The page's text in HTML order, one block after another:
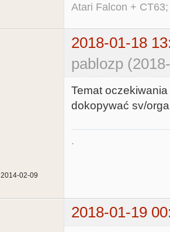
Atari Falcon +
2018-01-18
pablozp
2014-02-09
Temat
dokopywać sv/
.
2018-01-19